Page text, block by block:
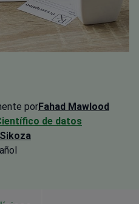
porFahad Mawlood
de datos